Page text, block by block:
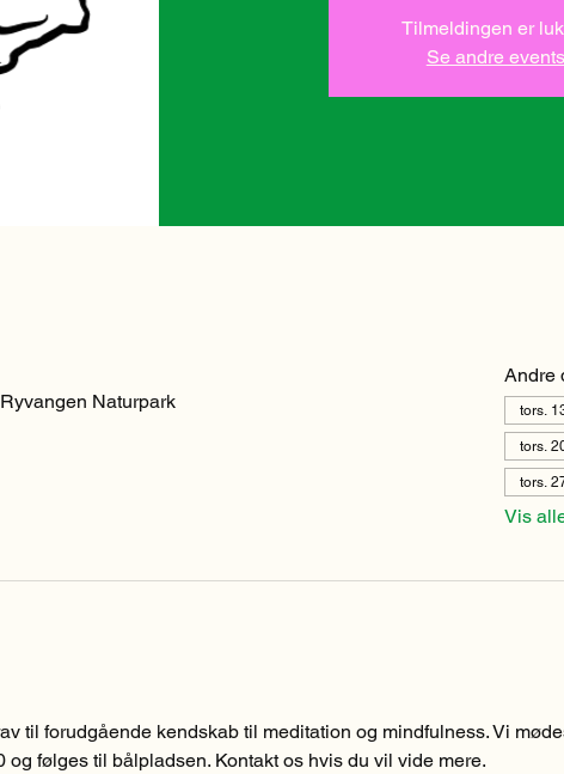
Tilmeldingen er
Se andre events
Naturpark
Andre
tors.
tors.
tors.
Vis
til forudgående kendskab til meditation og mindfulness. Vi
følges til bålpladsen. Kontakt os hvis du vil vide mere.